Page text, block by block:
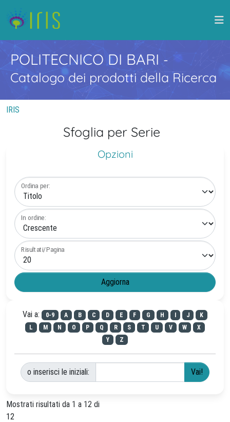
POLITECNICO DI BARI -
Catalogo dei prodotti della Ricerca
IRIS
Sfoglia per Serie
Opzioni
Ordina per:
In ordine:
Risultati/Pagina
Vai a: 0-9 A B C D E F G H J
K
L
M N O P Q R S T U V W
X
Y
Z
o inserisci le iniziali:
Mostrati risultati da 1 a 12 di
12